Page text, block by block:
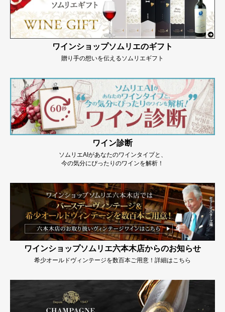
ワインショップソムリエのギフト
贈り手の想いを伝えるソムリエギフト
ワイン診断
ソムリエAIがあなたのワインタイプと、
今の気分にぴったりのワインを解析！
ワインショップソムリエ六本木店からのお知らせ
希少オールドヴィンテージを数百本ご用意！詳細はこちら